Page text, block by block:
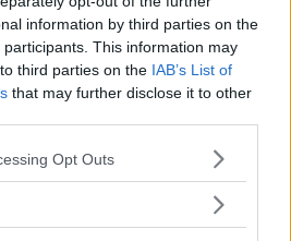
information by third parties on the
participants. This information may
third parties on the IAB’s List of
that may further disclose it to other
app uses one or more Google
usage behaviour. You may click to
Opt Outs
le più belle frasi
quando nasce
una bambina